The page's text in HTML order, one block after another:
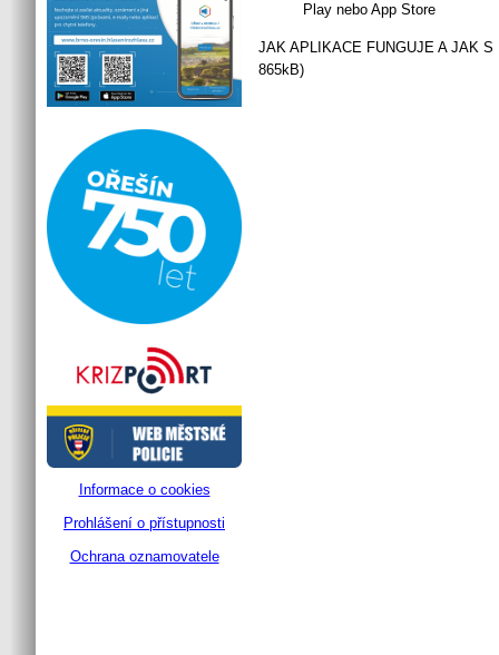
Informace o cookies
Prohlášení o přístupnosti
Ochrana oznamovatele
Play nebo App Store
JAK APLIKACE FUNGUJE A JAK
865kB)